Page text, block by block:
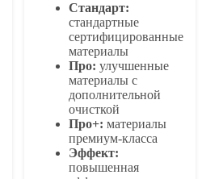
Стандарт:
стандартные
сертифицированные
материалы
Про: улучшенные
материалы с
дополнительной
очисткой
Про+: материалы
премиум-класса
Эффект:
повышенная